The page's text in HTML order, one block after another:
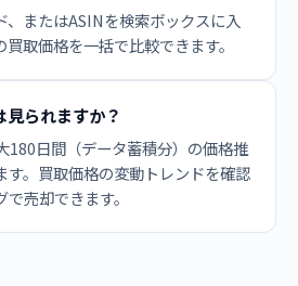
、またはASINを検索ボックスに入
取価格を一括で比較できます。
見られますか？
180日間（データ蓄積分）の価格推
す。買取価格の変動トレンドを確認
売却できます。